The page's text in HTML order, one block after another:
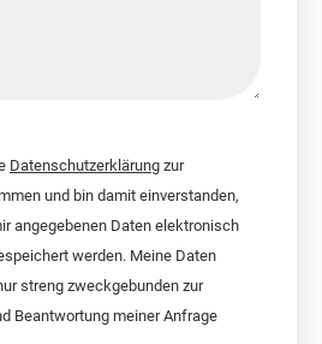
Datenschutzerklärung zur
und bin damit einverstanden,
angegebenen Daten elektronisch
werden. Meine Daten
streng zweckgebunden zur
Beantwortung meiner Anfrage